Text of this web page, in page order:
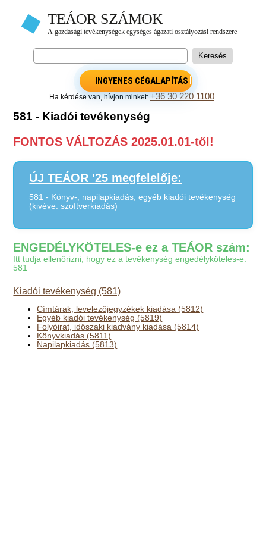
INGYENES CÉGALAPÍTÁS
Ha kérdése van, hívjon minket:+36 30 220 1100
581 - Kiadói tevékenység
FONTOS VÁLTOZÁS 2025.01.01-től!
ÚJ TEÁOR '25 megfelelője:
581 - Könyv-, napilapkiadás, egyéb kiadói tevékenység
(kivéve: szoftverkiadás)
ENGEDÉLYKÖTELES-e ez a TEÁOR szám:
Itt tudja ellenőrizni, hogy ez a tevékenység engedélyköteles-e:
581
Kiadói tevékenység (581)
Címtárak, levelezőjegyzékek kiadása (5812)
Egyéb kiadói tevékenység (5819)
Folyóirat, időszaki kiadvány kiadása (5814)
Könyvkiadás (5811)
Napilapkiadás (5813)